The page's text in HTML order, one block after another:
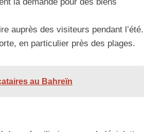
auprès des visiteurs pendant l’été.
en particulier près des plages.
au Bahreïn